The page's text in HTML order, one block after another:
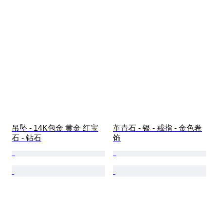
吊坠 - 14K包金 黄金 红宝
石 - 钻石
堇青石 - 银 - 戒指 - 金色卷
饰